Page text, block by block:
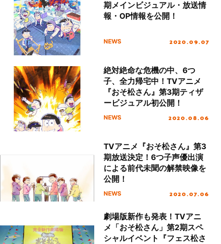
期メインビジュアル・放送情
報・OP情報を公開！
NEWS 2020.09.07
絶対絶命な危機の中、6つ
子、全力帰宅中！TVアニメ
『おそ松さん』第3期ティザ
ービジュアル初公開！
NEWS 2020.08.06
TVアニメ『おそ松さん』第3
期放送決定！6つ子声優出演
による前代未聞の解禁映像を
公開！
NEWS 2020.07.06
劇場版新作も発表！TVアニ
メ「おそ松さん」第2期スペ
シャルイベント『フェス松さ